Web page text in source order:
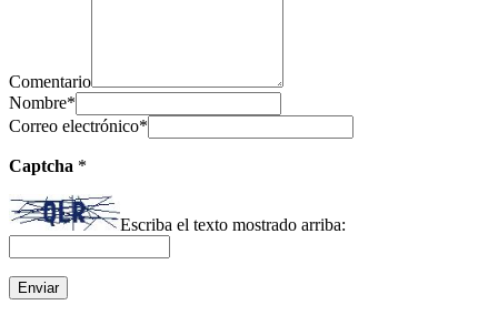
Comentario
Nombre*
Correo electrónico*
Captcha *
Escriba el texto mostrado arriba: